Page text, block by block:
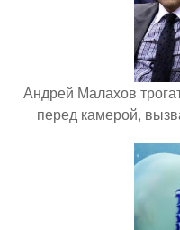
Андрей Малахов
перед камерой,